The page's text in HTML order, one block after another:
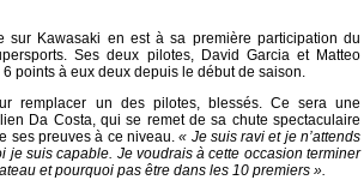
sur Kawasaki en est à sa première participation du
Ses deux pilotes, David Garcia et Matteo
6 points à eux deux depuis le début de saison.
remplacer un des pilotes, blessés. Ce sera une
Da Costa, qui se remet de sa chute spectaculaire
ses preuves à ce niveau.« Je suis ravi et je n’attends
je suis capable. Je voudrais à cette occasion terminer
et pourquoi pas être dans les 10 premiers ».